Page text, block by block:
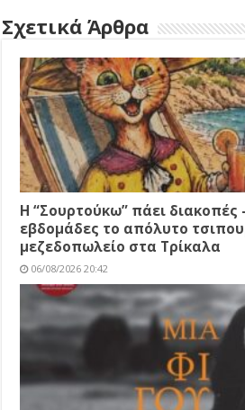
Σχετικά Άρθρα
Η “Σουρτούκω” πάει διακοπές
εβδομάδες το απόλυτο
μεζεδοπωλείο στα Τρίκαλα
06/08/2026 20:42